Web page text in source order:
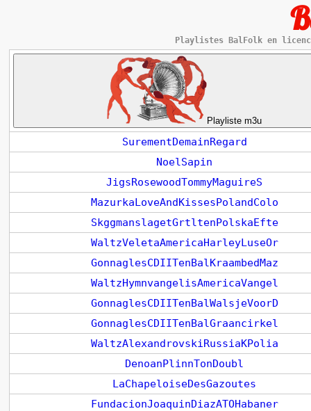
Playlistes BalFolk en
Playliste m3u
SurementDemainRegard
NoelSapin
JigsRosewoodTommyMaguireS
MazurkaLoveAndKissesPolandColo
SkggmanslagetGrtltenPolskaEfte
WaltzVeletaAmericaHarleyLuseOr
GonnaglesCDIITenBalKraambedMaz
WaltzHymnvangelisAmericaVangel
GonnaglesCDIITenBalWalsjeVoorD
GonnaglesCDIITenBalGraancirkel
WaltzAlexandrovskiRussiaKPolia
DenoanPlinnTonDoubl
LaChapeloiseDesGazoutes
FundacionJoaquinDiazATOHabaner